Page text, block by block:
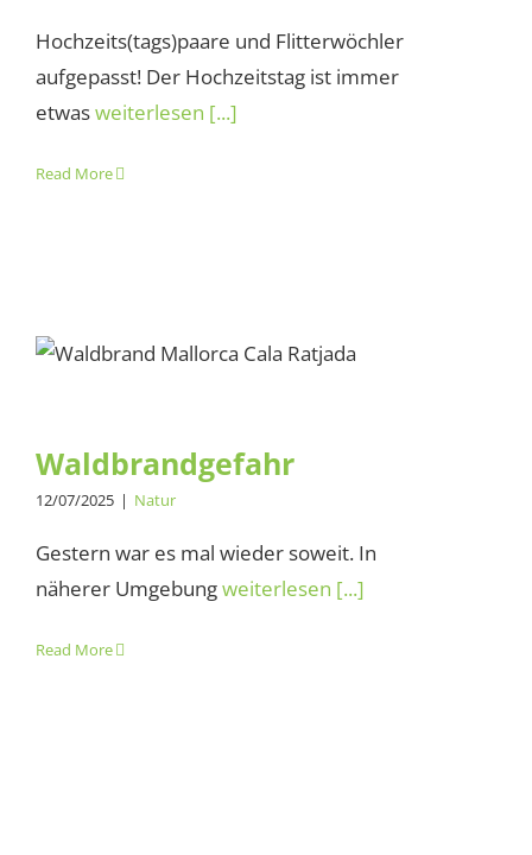
Hochzeits(tags)paare und Flitterwöchler
aufgepasst! Der Hochzeitstag ist immer
etwasweiterlesen [...]
Read More
Waldbrandgefahr
Waldbrandgefahr
12/07/2025 | Natur
Gestern war es mal wieder soweit. In
näherer Umgebungweiterlesen [...]
Read More